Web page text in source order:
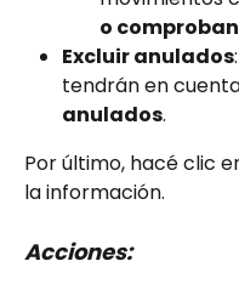
o
Excluir anulados
tendrán en
anulados.
Por último, hacé clic
la información.
Acciones: